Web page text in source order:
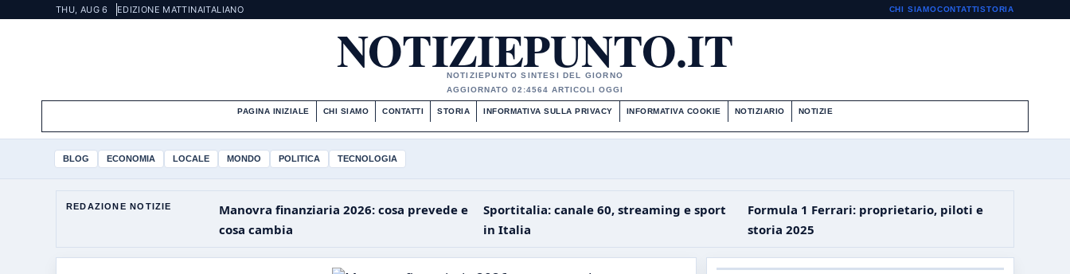
THU, AUG 6 EDIZIONE MATTINAITALIANO CHI SIAMOCONTATTISTORIA
NOTIZIEPUNTO.IT
NOTIZIEPUNTO SINTESI DEL GIORNO
AGGIORNATO 02:4564 ARTICOLI OGGI
PAGINA INIZIALE CHI SIAMO CONTATTI STORIA INFORMATIVA SULLA PRIVACY INFORMATIVA COOKIE NOTIZIARIO NOTIZIE
BLOG ECONOMIA LOCALE MONDO POLITICA TECNOLOGIA
REDAZIONE NOTIZIE
Manovra finanziaria 2026: cosa prevede e
cosa cambia
Sportitalia: canale 60, streaming e sport
in Italia
Formula 1 Ferrari: proprietario, piloti e
storia 2025